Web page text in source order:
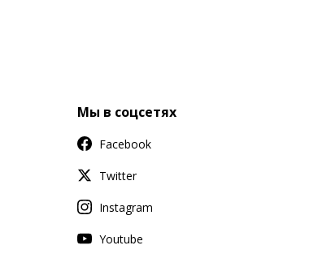
Мы в соцсетях
Facebook
Twitter
Instagram
Youtube